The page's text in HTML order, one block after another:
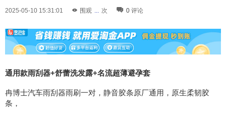
2025-05-10 15:31:01 围观 ... 次 0 评论
通用款雨刮器+舒蕾洗发露+名流超薄避孕套
冉博士汽车雨刮器雨刷一对，静音胶条原厂通用，原生柔韧胶
条，